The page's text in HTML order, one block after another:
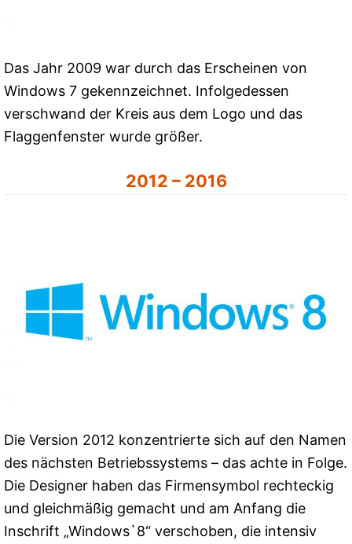
Das Jahr 2009 war durch das Erscheinen von
Windows 7 gekennzeichnet. Infolgedessen
verschwand der Kreis aus dem Logo und das
Flaggenfenster wurde größer.
2012 – 2016
Die Version 2012 konzentrierte sich auf den Namen
des nächsten Betriebssystems – das achte in Folge.
Die Designer haben das Firmensymbol rechteckig
und gleichmäßig gemacht und am Anfang die
Inschrift „Windows`8“ verschoben, die intensiv